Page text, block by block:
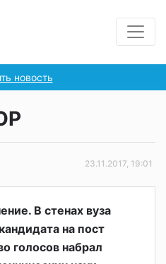
новость
23.11.2017, 19:01
В стенах вуза
на пост
голосов набрал